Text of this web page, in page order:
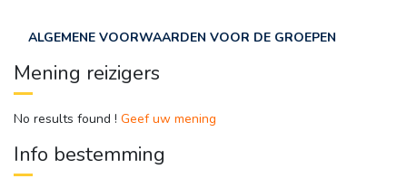
ALGEMENE VOORWAARDEN VOOR DE GROEPEN
Mening reizigers
No results found ! Geef uw mening
Info bestemming